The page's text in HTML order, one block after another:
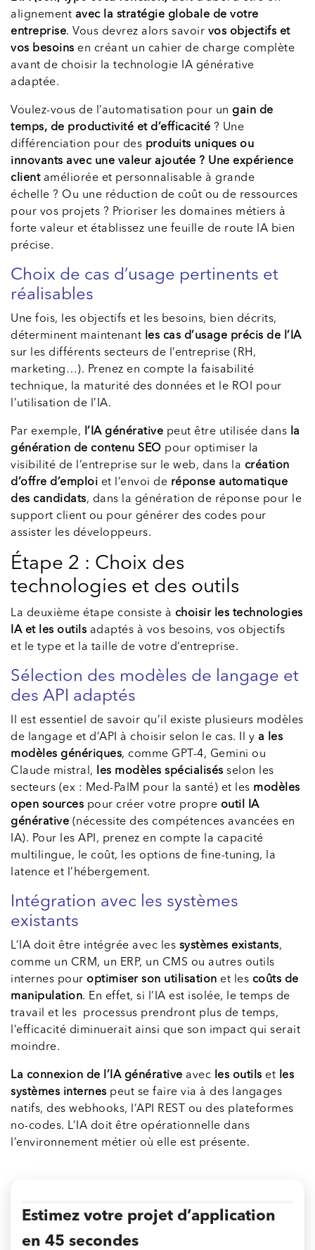
alignement avec la stratégie globale de votre
entreprise. Vous devrez alors savoir vos objectifs et
vos besoins en créant un cahier de charge complète
avant de choisir la technologie IA générative
adaptée.
Voulez-vous de l’automatisation pour un gain de
temps, de productivité et d’efficacité ? Une
différenciation pour des produits uniques ou
innovants avec une valeur ajoutée ? Une expérience
clientaméliorée et personnalisable à grande
échelle ? Ou une réduction de coût ou de ressources
pour vos projets ? Prioriser les domaines métiers à
forte valeur et établissez une feuille de route IA bien
précise.
Choix de cas d’usage pertinents et
réalisables
Une fois, les objectifs et les besoins, bien décrits,
déterminent maintenant les cas d’usage précis de l’IA
sur les différents secteurs de l’entreprise (RH,
marketing…). Prenez en compte la faisabilité
technique, la maturité des données et le ROI pour
l’utilisation de l’IA.
Par exemple, l’IA générative peut être utilisée dans la
génération de contenu SEO pour optimiser la
visibilité de l’entreprise sur le web, dans la création
d’offre d’emploi et l’envoi de réponse automatique
des candidats, dans la génération de réponse pour le
support client ou pour générer des codes pour
assister les développeurs.
Étape 2 : Choix des
technologies et des outils
La deuxième étape consiste à choisir les technologies
IA et les outils adaptés à vos besoins, vos objectifs
et le type et la taille de votre d’entreprise.
Sélection des modèles de langage et
des API adaptés
Il est essentiel de savoir qu’il existe plusieurs modèles
de langage et d’API à choisir selon le cas. Il y a les
modèles génériques, comme GPT-4, Gemini ou
Claude mistral, les modèles spécialisés selon les
secteurs (ex : Med-PalM pour la santé) et les modèles
open sources pour créer votre propre outil IA
générative (nécessite des compétences avancées en
IA). Pour les API, prenez en compte la capacité
multilingue, le coût, les options de fine-tuning, la
latence et l’hébergement.
Intégration avec les systèmes
existants
L’IA doit être intégrée avec les systèmes existants,
comme un CRM, un ERP, un CMS ou autres outils
internes pour optimiser son utilisation et les coûts de
manipulation. En effet, si l’IA est isolée, le temps de
travail et les processus prendront plus de temps,
l’efficacité diminuerait ainsi que son impact qui serait
moindre.
La connexion de l’IA générative avec les outils et les
systèmes internes peut se faire via à des langages
natifs, des webhooks, l’API REST ou des plateformes
no-codes. L’IA doit être opérationnelle dans
l’environnement métier où elle est présente.
Estimez votre projet d’application
en 45 secondes